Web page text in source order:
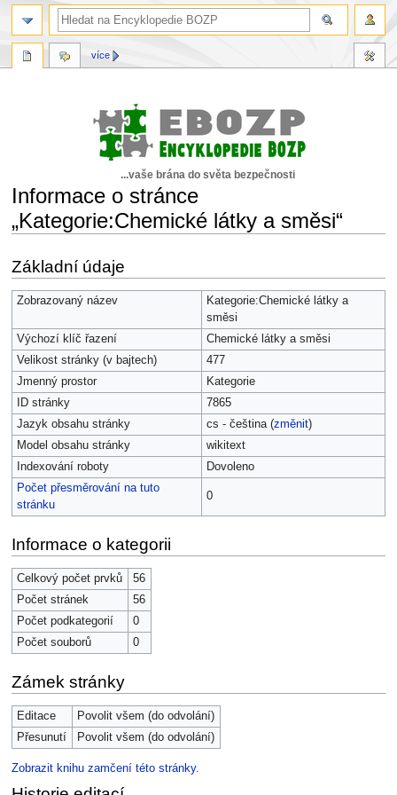
...vaše brána do světa bezpečnosti
Informace o stránce
„Kategorie:Chemické látky a směsi“
na
navigaci
na
vyhledávání
Základní údaje
Zobrazovaný název
Kategorie:Chemické látky a
směsi
Výchozí klíč řazení
Chemické látky a směsi
Velikost stránky (v bajtech)
477
Jmenný prostor
Kategorie
ID stránky
7865
Jazyk obsahu stránky
cs - čeština (změnit)
Model obsahu stránky
wikitext
Indexování roboty
Dovoleno
Počet přesměrování na tuto
stránku
0
Informace o kategorii
Celkový počet prvků
56
Počet stránek
56
Počet podkategorií
0
Počet souborů
0
Zámek stránky
Editace
Povolit všem (do odvolání)
Přesunutí
Povolit všem (do odvolání)
Zobrazit knihu zamčení této stránky.
více